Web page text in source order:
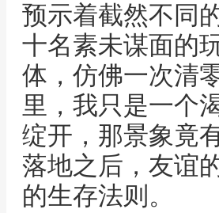
预示着截然不同
十名素未谋面的
体，仿佛一次清
里，我只是一个
绽开，那景象竟
落地之后，友谊
的生存法则。